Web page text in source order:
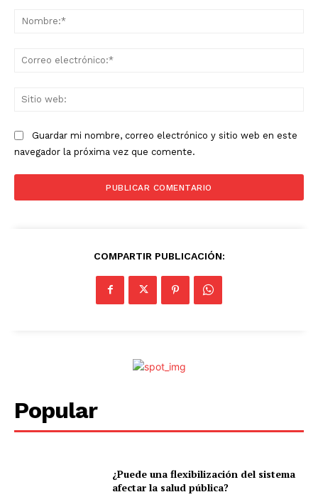
Guardar mi nombre, correo electrónico y sitio web en este
navegador la próxima vez que comente.
COMPARTIR PUBLICACIÓN:
Popular
¿Puede una flexibilización del sistema
afectar la salud pública?